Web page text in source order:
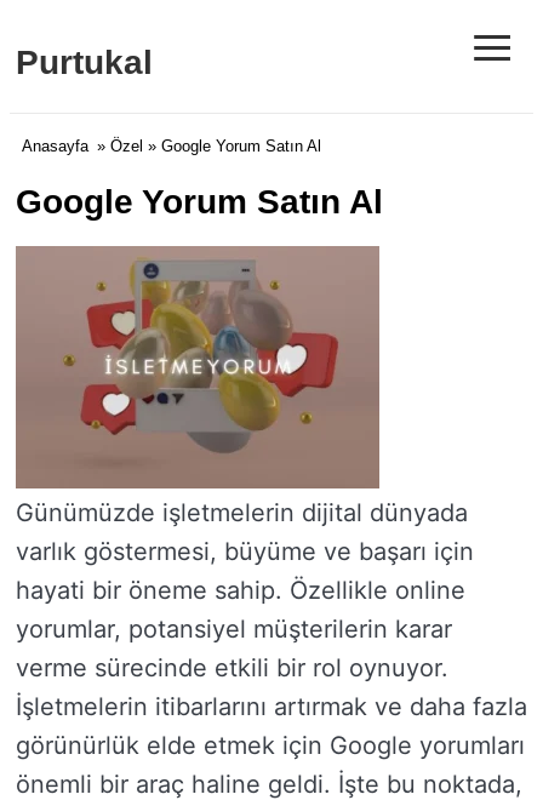
Purtukal ≡
Anasayfa » Özel » Google Yorum Satın Al
Google Yorum Satın Al
Günümüzde işletmelerin dijital dünyada
varlık göstermesi, büyüme ve başarı için
hayati bir öneme sahip. Özellikle online
yorumlar, potansiyel müşterilerin karar
verme sürecinde etkili bir rol oynuyor.
İşletmelerin itibarlarını artırmak ve daha fazla
görünürlük elde etmek için Google yorumları
önemli bir araç haline geldi. İşte bu noktada,